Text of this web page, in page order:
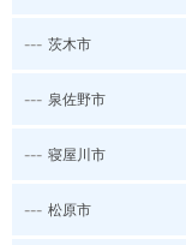
--- 茨木市
--- 泉佐野市
--- 寝屋川市
--- 松原市